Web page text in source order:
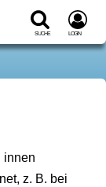
Suche Login
innen
z. B. bei